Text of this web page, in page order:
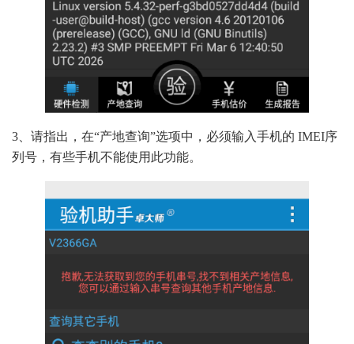
3、请指出，在“产地查询”选项中，必须输入手机的 IMEI序
列号，有些手机不能使用此功能。